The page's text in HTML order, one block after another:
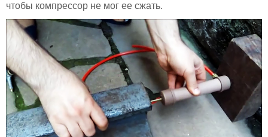
чтобы компрессор не мог ее сжать.